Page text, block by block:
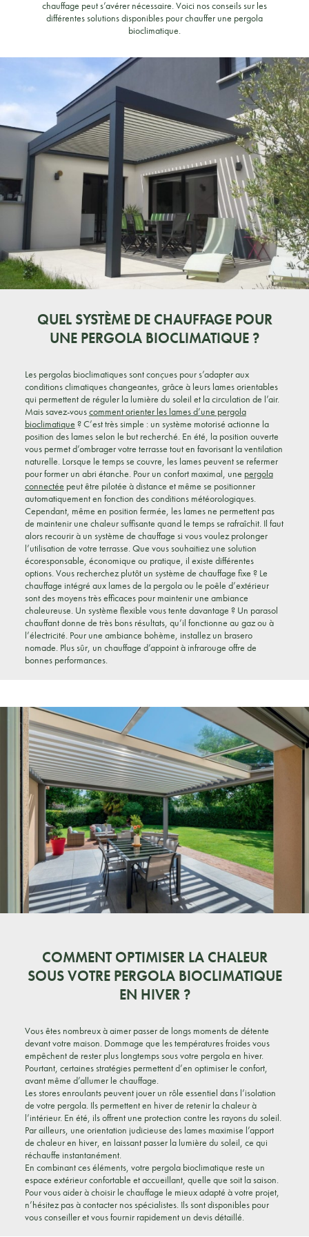
chauffage peut s’avérer nécessaire. Voici nos conseils sur les
différentes solutions disponibles pour chauffer une pergola
bioclimatique.
QUEL SYSTÈME DE CHAUFFAGE POUR
UNE PERGOLA BIOCLIMATIQUE ?
Les pergolas bioclimatiques sont conçues pour s’adapter aux
conditions climatiques changeantes, grâce à leurs lames orientables
qui permettent de réguler la lumière du soleil et la circulation de l’air.
Mais savez-vouscomment orienter les lames d’une pergola
bioclimatique ? C’est très simple : un système motorisé actionne la
position des lames selon le but recherché. En été, la position ouverte
vous permet d’ombrager votre terrasse tout en favorisant la ventilation
naturelle. Lorsque le temps se couvre, les lames peuvent se refermer
pour former un abri étanche. Pour un confort maximal, une pergola
connectée peut être pilotée à distance et même se positionner
automatiquement en fonction des conditions météorologiques.
Cependant, même en position fermée, les lames ne permettent pas
de maintenir une chaleur suffisante quand le temps se rafraîchit. Il faut
alors recourir à un système de chauffage si vous voulez prolonger
l’utilisation de votre terrasse. Que vous souhaitiez une solution
écoresponsable, économique ou pratique, il existe différentes
options. Vous recherchez plutôt un système de chauffage fixe ? Le
chauffage intégré aux lames de la pergola ou le poêle d’extérieur
sont des moyens très efficaces pour maintenir une ambiance
chaleureuse. Un système flexible vous tente davantage ? Un parasol
chauffant donne de très bons résultats, qu’il fonctionne au gaz ou à
l’électricité. Pour une ambiance bohème, installez un brasero
nomade. Plus sûr, un chauffage d’appoint à infrarouge offre de
bonnes performances.
COMMENT OPTIMISER LA CHALEUR
SOUS VOTRE PERGOLA BIOCLIMATIQUE
EN HIVER ?
Vous êtes nombreux à aimer passer de longs moments de détente
devant votre maison. Dommage que les températures froides vous
empêchent de rester plus longtemps sous votre pergola en hiver.
Pourtant, certaines stratégies permettent d’en optimiser le confort,
avant même d’allumer le chauffage.
Les stores enroulants peuvent jouer un rôle essentiel dans l’isolation
de votre pergola. Ils permettent en hiver de retenir la chaleur à
l’intérieur. En été, ils offrent une protection contre les rayons du soleil.
Par ailleurs, une orientation judicieuse des lames maximise l’apport
de chaleur en hiver, en laissant passer la lumière du soleil, ce qui
réchauffe instantanément.
En combinant ces éléments, votre pergola bioclimatique reste un
espace extérieur confortable et accueillant, quelle que soit la saison.
Pour vous aider à choisir le chauffage le mieux adapté à votre projet,
n’hésitez pas à contacter nos spécialistes. Ils sont disponibles pour
vous conseiller et vous fournir rapidement un devis détaillé.